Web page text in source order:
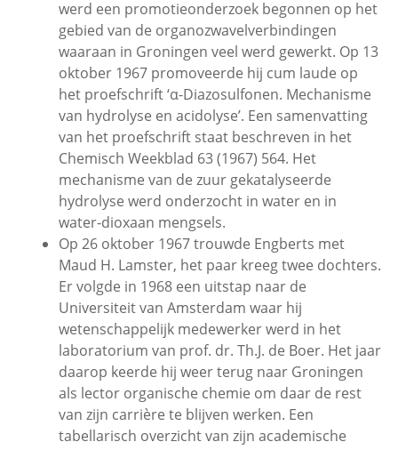
werd een promotieonderzoek begonnen op het
gebied van de organozwavelverbindingen
waaraan in Groningen veel werd gewerkt. Op 13
oktober 1967 promoveerde hij cum laude op
het proefschrift ‘α-Diazosulfonen. Mechanisme
van hydrolyse en acidolyse’. Een samenvatting
van het proefschrift staat beschreven in het
Chemisch Weekblad 63 (1967) 564. Het
mechanisme van de zuur gekatalyseerde
hydrolyse werd onderzocht in water en in
water-dioxaan mengsels.
Op 26 oktober 1967 trouwde Engberts met
Maud H. Lamster, het paar kreeg twee dochters.
Er volgde in 1968 een uitstap naar de
Universiteit van Amsterdam waar hij
wetenschappelijk medewerker werd in het
laboratorium van prof. dr. Th.J. de Boer. Het jaar
daarop keerde hij weer terug naar Groningen
als lector organische chemie om daar de rest
van zijn carrière te blijven werken. Een
tabellarisch overzicht van zijn academische